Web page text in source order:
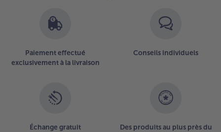
Paiement effectué
exclusivement à la livraison
Conseils individuels
Échange gratuit
Des produits au plus près du